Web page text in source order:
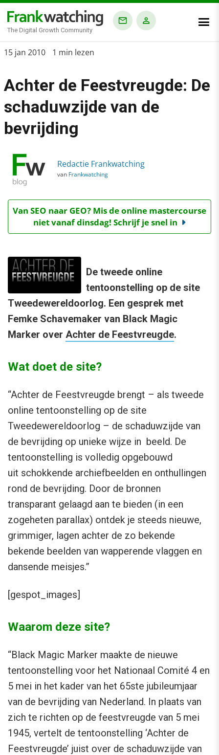
The Digital Growth Community
Home
Blog
Achter de Feestvreugde: De schaduwzijde van de bevrijding
15 jan 2010 1 min lezen
Achter de Feestvreugde: De
schaduwzijde van de
bevrijding
Redactie Frankwatching
van Frankwatching
Van SEO naar GEO? Mis de online mastercourse
niet vanaf dinsdag! Schrijf je snel in
De tweede online
tentoonstelling op de site
Tweedewereldoorlog. Een gesprek met
Femke Schavemaker van Black Magic
Marker over Achter de Feestvreugde.
Wat doet de site?
“Achter de Feestvreugde brengt – als tweede
online tentoonstelling op de site
Tweedewereldoorlog – de schaduwzijde van
de bevrijding op unieke wijze in beeld. De
tentoonstelling is volledig opgebouwd
uit schokkende archiefbeelden en onthullingen
rond de bevrijding. Door de bronnen
transparant gelaagd aan te bieden (in een
zogeheten parallax) ontdek je steeds nieuwe,
grimmiger, lagen achter de zo bekende
bekende beelden van wapperende vlaggen en
dansende meisjes.”
[gespot_images]
Waarom deze site?
“Black Magic Marker maakte de nieuwe
tentoonstelling voor het Nationaal Comité 4 en
5 mei in het kader van het 65ste jubileumjaar
van de bevrijding van Nederland. In plaats van
zich te richten op de feestvreugde van 5 mei
1945, vertelt de tentoonstelling ‘Achter de
Feestvreugde’ juist over de schaduwzijde van